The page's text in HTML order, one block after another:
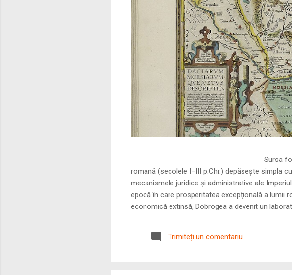
Sursa foto:
romană (secolele I–III p.Chr.) depășește simpla
mecanismele juridice și administrative ale
epocă în care prosperitatea excepțională a lumii
economică extinsă, Dobrogea a devenit un
precizie profunzimea și ritmul procesului de rom...
Trimiteți un comentariu